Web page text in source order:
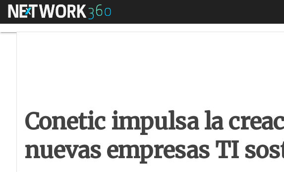
Menú
Conetic impulsa la
nuevas empresas TI